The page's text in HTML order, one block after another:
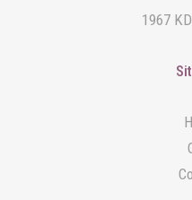
1967